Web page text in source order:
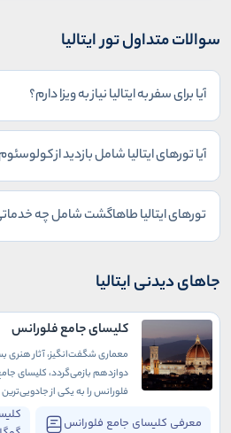
سوالات متداول تور ایتالیا
آیا برای سفر به ایتالیا نیاز به ویزا دارم؟
آیا تورهای ایتالیا شامل بازدید از
تورهای ایتالیا طاهاگشت شامل چه
جاهای دیدنی ایتالیا
کلیسای جامع فلورانس
معرفی کلیسای جامع فلورانس
معماری شگفت‌انگیز، آثار هنری
دوازدهم بازمی‌گردد، کلیسای
فلورانس را به یکی از
این ساختمان باشکوه که در
بزرگ ایتالیا و یکی از با